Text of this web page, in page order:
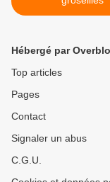
Hébergé par
Top articles
Pages
Contact
Signaler un abus
C.G.U.